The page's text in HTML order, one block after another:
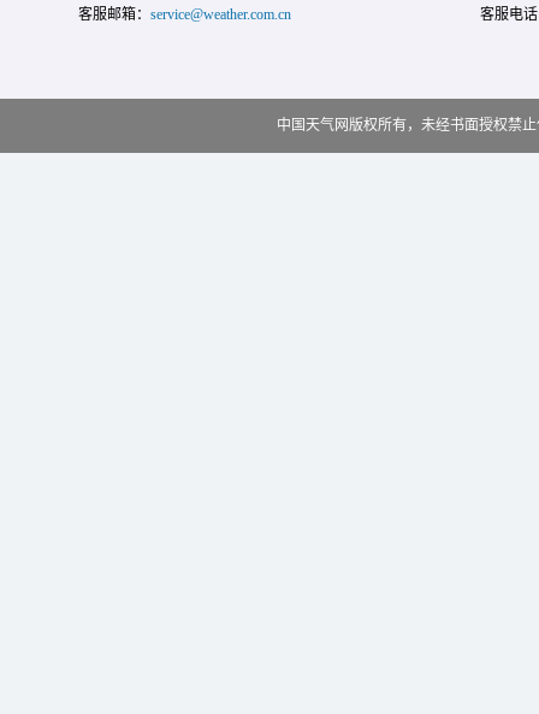
客服邮箱： service@weather.com.cn 客服电
中国天气网版权所有，未经书面授权